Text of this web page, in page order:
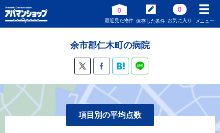
0
最近見た物件 保存した条件
0
お気に入り メニュー
余市郡仁木町の病院
項目別の平均点数